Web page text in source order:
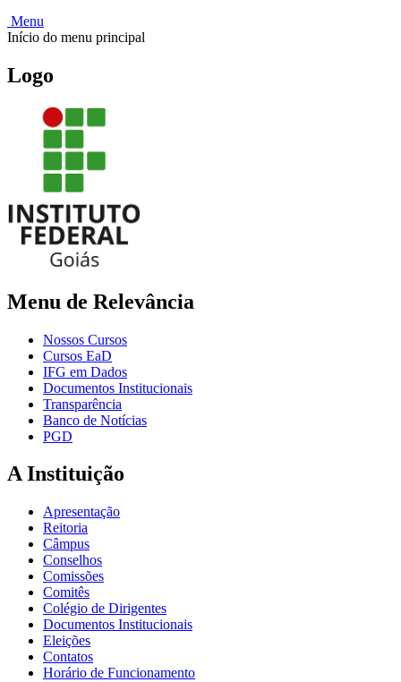
Menu
Início do menu principal
Logo
Menu de Relevância
Nossos Cursos
Cursos EaD
IFG em Dados
Documentos Institucionais
Transparência
Banco de Notícias
PGD
A Instituição
Apresentação
Reitoria
Câmpus
Conselhos
Comissões
Comitês
Colégio de Dirigentes
Documentos Institucionais
Eleições
Contatos
Horário de Funcionamento